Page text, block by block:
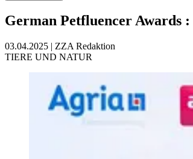
German Petfluencer Awards :
03.04.2025 | ZZA Redaktion
TIERE UND NATUR